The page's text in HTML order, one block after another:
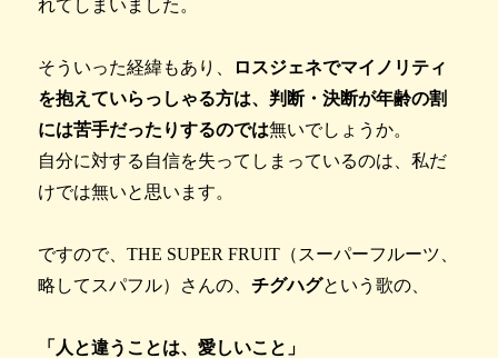
れてしまいました。
そういった経緯もあり、
ロスジェネでマイノリティ
を抱えていらっしゃる方は、判断・決断が年齢の割
には苦手だったりするのでは無いでしょうか。
自分に対する自信を失ってしまっているのは、私だ
けでは無いと思います。
ですので、THE SUPER FRUIT（スーパーフルーツ、
略してスパフル）さんの、チグハグという歌の、
「人と違うことは、愛しいこと」